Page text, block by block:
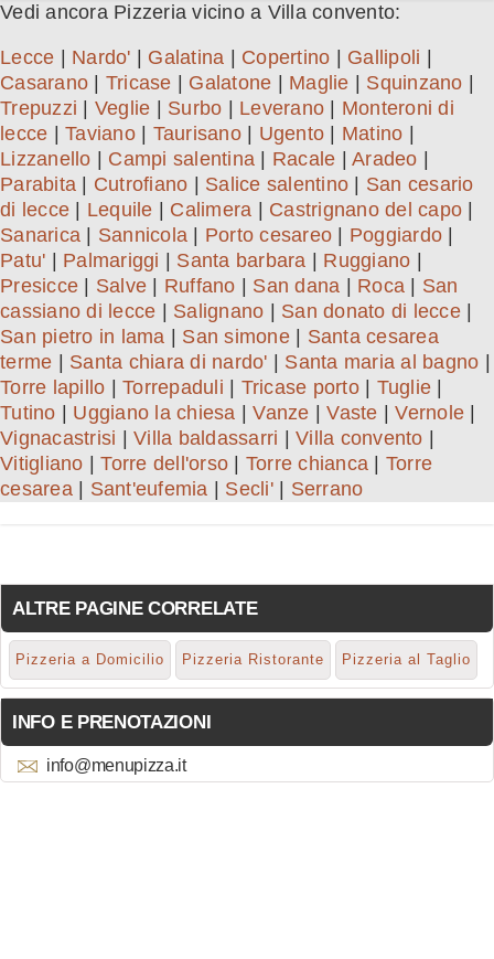
Vedi ancora Pizzeria vicino a Villa convento:
Lecce Nardo' Galatina Copertino Gallipoli
Casarano
Tricase Galatone Maglie Squinzano
Trepuzzi
Veglie Surbo Leverano
Monteroni di
lecce
Taviano| Taurisano| Ugento Matino
Lizzanello
Campi salentina Racale Aradeo
Parabita
Cutrofiano Salice salentino
San cesario
di lecce
Lequile Calimera Castrignano del capo
Sanarica
Sannicola Porto cesareo Poggiardo
Patu'
Palmariggi Santa barbara Ruggiano
Presicce
Salve Ruffano San dana Roca
San
cassiano di lecce
Salignano San donato di lecce|
San pietro in lama
San simone| Santa cesarea
terme
Santa chiara di nardo' Santa maria al bagno
Torre lapillo
Torrepaduli Tricase porto| Tuglie
Tutino
Uggiano la chiesa |Vanze |Vaste |Vernole
Vignacastrisi
Villa baldassarri Villa convento
Vitigliano |Torre dell'orso Torre chianca
Torre
cesarea| Sant'eufemia Secli'| Serrano
ALTRE PAGINE CORRELATE
Pizzeria a Domicilio Pizzeria Ristorante Pizzeria al Taglio
INFO E PRENOTAZIONI
info@menupizza.it